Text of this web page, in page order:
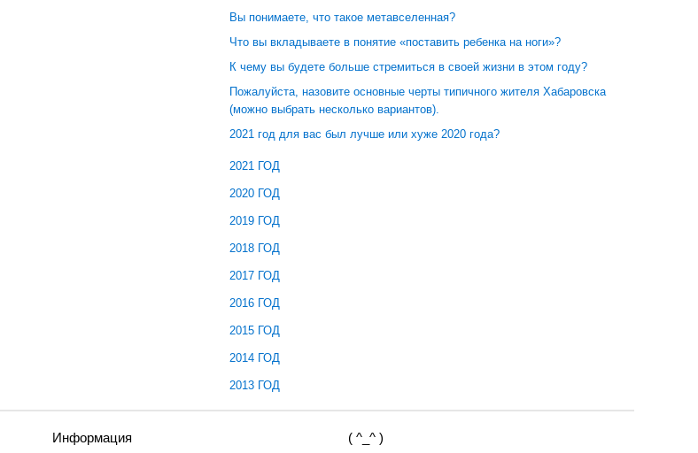
Вы понимаете, что такое метавселенная?
Что вы вкладываете в понятие «поставить ребенка на ноги»?
К чему вы будете больше стремиться в своей жизни в этом году?
Пожалуйста, назовите основные черты типичного жителя Хабаровска
(можно выбрать несколько вариантов).
2021 год для вас был лучше или хуже 2020 года?
2021 ГОД
2020 ГОД
2019 ГОД
2018 ГОД
2017 ГОД
2016 ГОД
2015 ГОД
2014 ГОД
2013 ГОД
Информация ( ^_^ )